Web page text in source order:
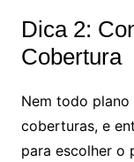
Dica 2:
Cobertura
Nem todo plano
coberturas, e
para escolher o